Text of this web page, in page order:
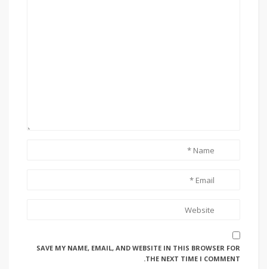
SAVE MY NAME, EMAIL, AND WEBSITE IN THIS BROWSER FOR
THE NEXT TIME I COMMENT.